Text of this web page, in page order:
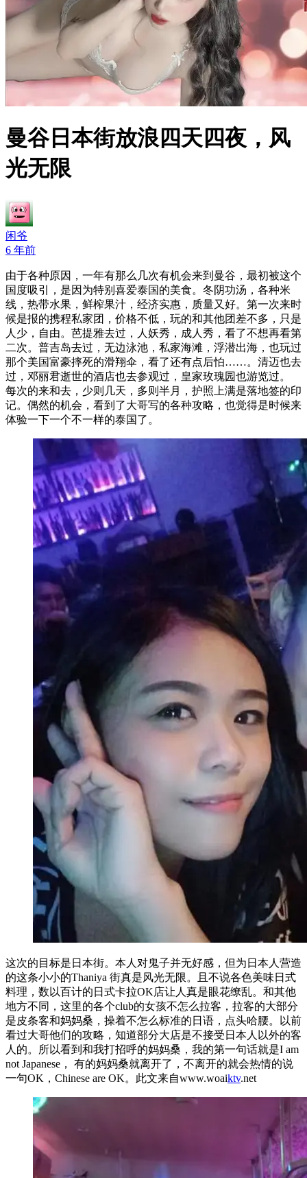
曼谷日本街放浪四天四夜，风
光无限
闲爷
6 年前
由于各种原因，一年有那么几次有机会来到曼谷，最初被这个
国度吸引，是因为特别喜爱泰国的美食。冬阴功汤，各种米
线，热带水果，鲜榨果汁，经济实惠，质量又好。第一次来时
候是报的携程私家团，价格不低，玩的和其他团差不多，只是
人少，自由。芭提雅去过，人妖秀，成人秀，看了不想再看第
二次。普吉岛去过，无边泳池，私家海滩，浮潜出海，也玩过
那个美国富豪摔死的滑翔伞，看了还有点后怕……。清迈也去
过，邓丽君逝世的酒店也去参观过，皇家玫瑰园也游览过。
每次的来和去，少则几天，多则半月，护照上满是落地签的印
记。偶然的机会，看到了大哥写的各种攻略，也觉得是时候来
体验一下一个不一样的泰国了。
这次的目标是日本街。本人对鬼子并无好感，但为日本人营造
的这条小小的Thaniya 街真是风光无限。且不说各色美味日式
料理，数以百计的日式卡拉OK店让人真是眼花缭乱。和其他
地方不同，这里的各个club的女孩不怎么拉客，拉客的大部分
是皮条客和妈妈桑，操着不怎么标准的日语，点头哈腰。以前
看过大哥他们的攻略，知道部分大店是不接受日本人以外的客
人的。所以看到和我打招呼的妈妈桑，我的第一句话就是I am
not Japanese， 有的妈妈桑就离开了，不离开的就会热情的说
一句OK，Chinese are OK。此文来自www.woaiktv.net